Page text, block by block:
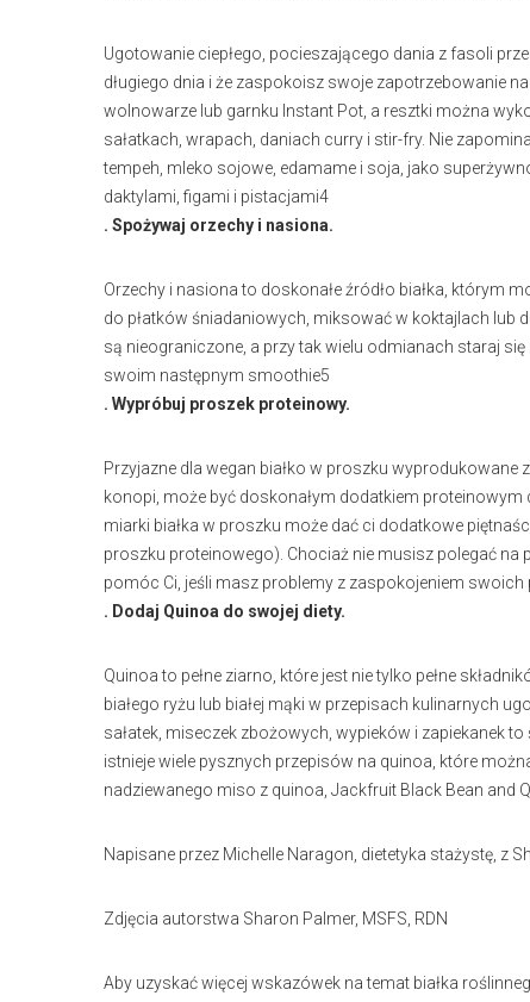
Ugotowanie ciepłego, pocieszającego dania z fasoli
długiego dnia i że zaspokoisz swoje zapotrzebowanie
wolnowarze lub garnku Instant Pot, a resztki można
sałatkach, wrapach, daniach curry i stir-fry. Nie
tempeh, mleko sojowe, edamame i soja, jako
daktylami, figami i pistacjami4
. Spożywaj orzechy i nasiona.
Orzechy i nasiona to doskonałe źródło białka, którym
do płatków śniadaniowych, miksować w koktajlach lub
są nieograniczone, a przy tak wielu odmianach staraj
swoim następnym smoothie5
. Wypróbuj proszek proteinowy.
Przyjazne dla wegan białko w proszku wyprodukowane
konopi, może być doskonałym dodatkiem
miarki białka w proszku może dać ci dodatkowe
proszku proteinowego). Chociaż nie musisz polegać
pomóc Ci, jeśli masz problemy z zaspokojeniem swoich
. Dodaj Quinoa do swojej diety.
Quinoa to pełne ziarno, które jest nie tylko pełne
białego ryżu lub białej mąki w przepisach kulinarnych
sałatek, miseczek zbożowych, wypieków i zapiekanek
istnieje wiele pysznych przepisów na quinoa, które
nadziewanego miso z quinoa, Jackfruit Black Bean and
Napisane przez Michelle Naragon, dietetyka stażystę, z
Zdjęcia autorstwa Sharon Palmer, MSFS, RDN
Aby uzyskać więcej wskazówek na temat białka